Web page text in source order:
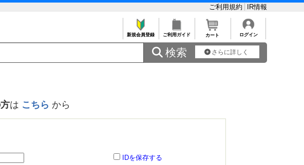
ご利用規約 IR情報
新規会員登録 ご利用ガイド カート ログイン
 検索 さらに詳しく
は こちら から
IDを保存する